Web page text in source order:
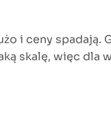
i ceny
skalę, więc dla